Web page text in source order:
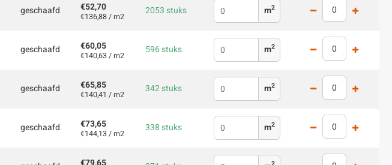
geschaafd €52,70
€136,88 / m2 2053 stuks m2
geschaafd €60,05
€140,63 / m2 596 stuks m2
geschaafd €65,85
€140,41 / m2 342 stuks m2
geschaafd €73,65
€144,13 / m2 338 stuks m2